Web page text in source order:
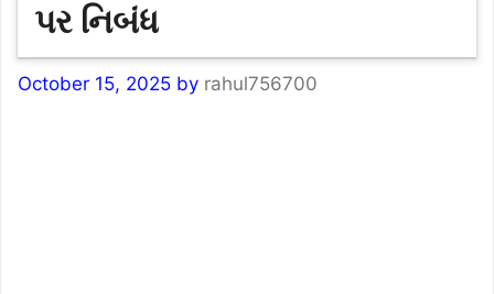
પર નિબંધ
October 15, 2025 by rahul756700